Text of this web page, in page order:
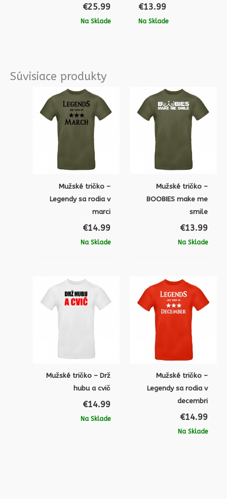
€25.99
Na Sklade
€13.99
Na Sklade
Súvisiace produkty
Mužské tričko –
Legendy sa rodia v
marci
€14.99
Na Sklade
Mužské tričko –
BOOBIES make me
smile
€13.99
Na Sklade
Mužské tričko – Drž
hubu a cvič
€14.99
Na Sklade
Mužské tričko –
Legendy sa rodia v
decembri
€14.99
Na Sklade